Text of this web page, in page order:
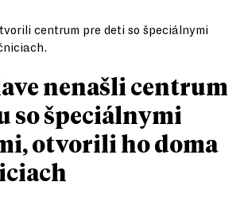
nenašli centrum
so špeciálnymi
otvorili ho doma